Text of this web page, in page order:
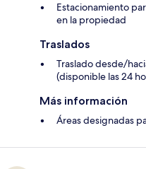
Estacionamiento
en la propiedad
Traslados
Traslado desde/
(disponible las 24
Más información
Áreas designadas